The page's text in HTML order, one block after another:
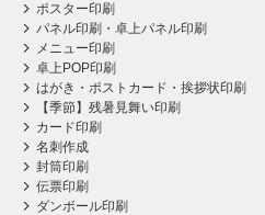
ポスター印刷
パネル印刷・卓上パネル印刷
メニュー印刷
卓上POP印刷
はがき・ポストカード・挨拶状印刷
【季節】残暑見舞い印刷
カード印刷
名刺作成
封筒印刷
伝票印刷
ダンボール印刷